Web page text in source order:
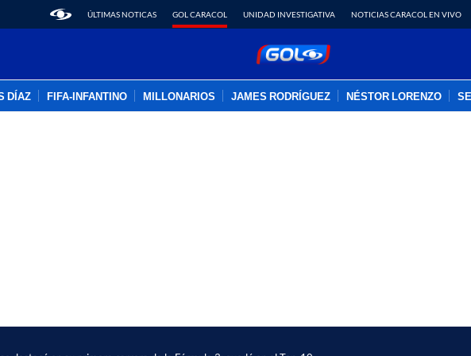
ÚLTIMAS NOTICAS GOL CARACOL UNIDAD INVESTIGATIVA NOTICIAS CARACOL EN VIVO
DÍAZ FIFA-INFANTINO MILLONARIOS JAMES RODRÍGUEZ NÉSTOR LORENZO